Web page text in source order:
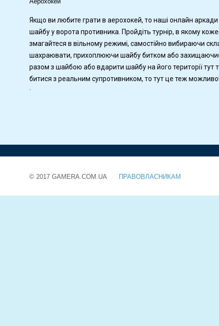
Якщо ви любите грати в аерохокей, то наші онлайн
шайбу у ворота противника. Пройдіть турнір, в якому
змагайтеся в вільному режимі, самостійно вибираючи
шахраювати, прихоплюючи шайбу битком або
разом з шайбою або вдарити шайбу на його території
битися з реальним супротивником, то тут це теж
.
© 2017 GAMERA.COM.UA ПРАВОВЛАСНИКАМ